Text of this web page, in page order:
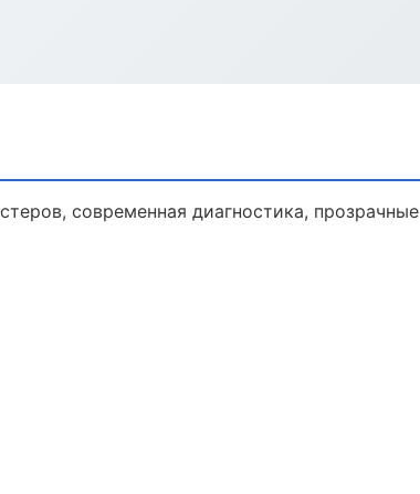
современная диагностика, прозрачные